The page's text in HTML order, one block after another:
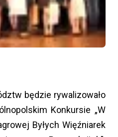
będzie rywalizowało
Konkursie „W
Byłych Więźniarek